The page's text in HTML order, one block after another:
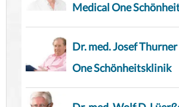
Medical One
Dr. med. Josef
One Schönheitsklinik